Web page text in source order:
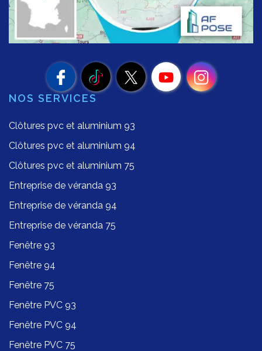
NOS SERVICES
Clôtures pvc et aluminium 93
Clôtures pvc et aluminium 94
Clôtures pvc et aluminium 75
Entreprise de véranda 93
Entreprise de véranda 94
Entreprise de véranda 75
Fenêtre 93
Fenêtre 94
Fenêtre 75
Fenêtre PVC 93
Fenêtre PVC 94
Fenêtre PVC 75